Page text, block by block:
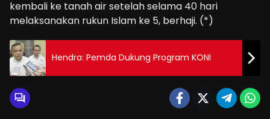
kembali ke tanah air setelah selama 40 hari
melaksanakan rukun Islam ke 5, berhaji. (*)
Hendra: Pemda Dukung Program KONI